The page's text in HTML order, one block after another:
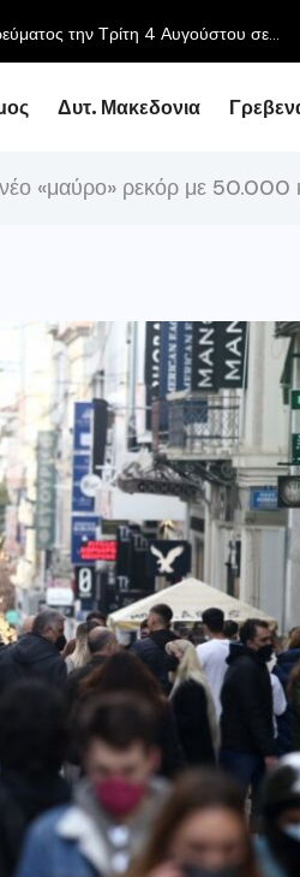
Δυτ. Μακεδονια
«μαύρο» ρεκόρ με 50.000